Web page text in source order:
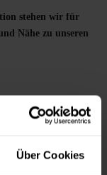
Über Cookies
stehen wir für
Nähe zu unseren